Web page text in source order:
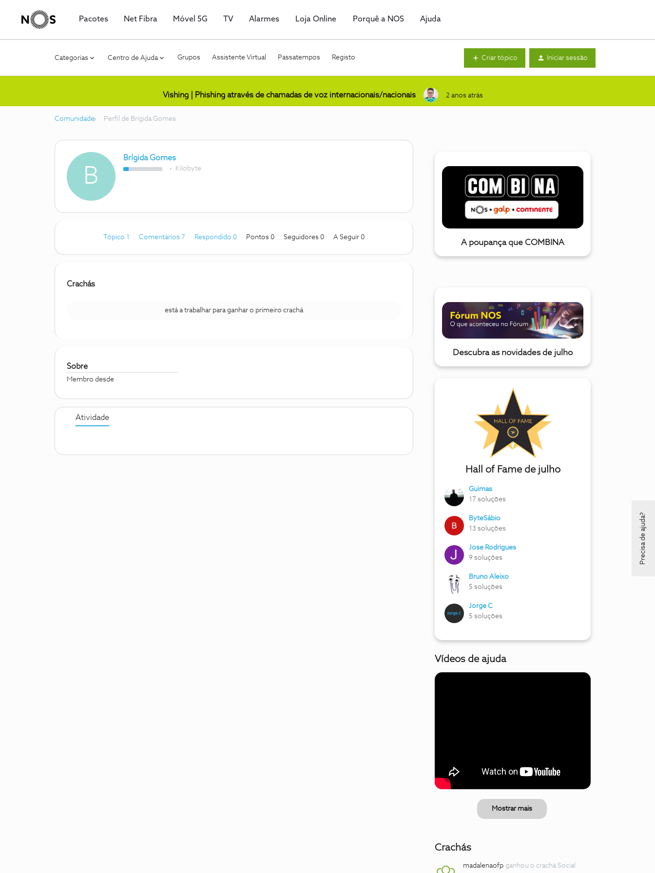
Pacotes Net Fibra Móvel 5G TV Alarmes Loja Online Porquê a NOS Ajuda
Categorias Centro de Ajuda Grupos Assistente Virtual Passatempos Registo Criar tópico Iniciar sessão
Vishing | Phishing através de chamadas de voz internacionais/nacionais 2 anos atrás
Comunidade Perfil de Brígida Gomes
B
Brígida Gomes
Kilobyte
Tópico 1 Comentários 7 Respondido 0 Pontos 0 Seguidores 0 A Seguir 0
Crachás
está a trabalhar para ganhar o primeiro crachá
Sobre
Membro desde
Atividade
A poupança que COMBINA
Descubra as novidades de julho
Hall of Fame de julho
Guimas
17 soluções
ByteSábio
13 soluções
Jose Rodrigues
9 soluções
Bruno Aleixo
5 soluções
Jorge C
5 soluções
Vídeos de ajuda
Mostrar mais
Crachás
madalenaofp ganhou o crachá Social
Precisa de ajuda?